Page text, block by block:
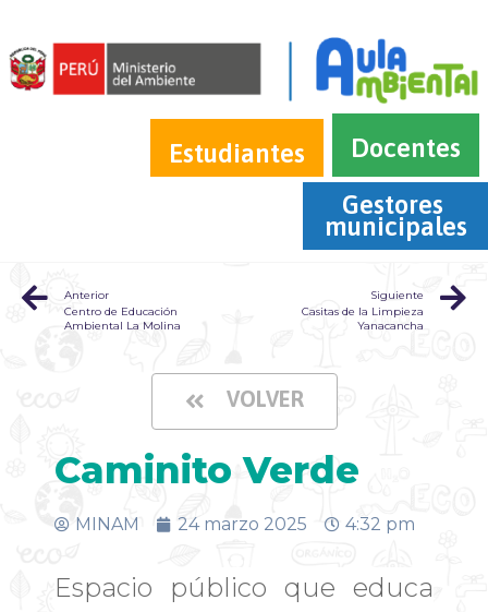
Estudiantes
Docentes
Gestores
municipales
Anterior
Centro de Educación
Ambiental La Molina
Siguiente
Casitas de la Limpieza
Yanacancha
VOLVER
Caminito Verde
MINAM 24 marzo 2025 4:32 pm
Espacio público que educa